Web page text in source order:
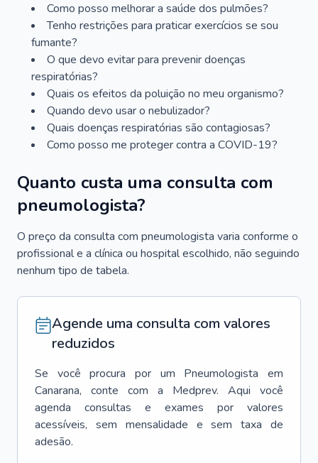
Como posso melhorar a saúde dos pulmões?
Tenho restrições para praticar exercícios se sou
fumante?
O que devo evitar para prevenir doenças
respiratórias?
Quais os efeitos da poluição no meu organismo?
Quando devo usar o nebulizador?
Quais doenças respiratórias são contagiosas?
Como posso me proteger contra a COVID-19?
Quanto custa uma consulta com
pneumologista?
O preço da consulta com pneumologista varia conforme o
profissional e a clínica ou hospital escolhido, não seguindo
nenhum tipo de tabela.
Agende uma consulta com valores
reduzidos
Se você procura por um Pneumologista
em
Canarana, conte com a Medprev. Aqui você
agenda consultas e exames por valores
acessíveis, sem mensalidade e sem taxa de
adesão.